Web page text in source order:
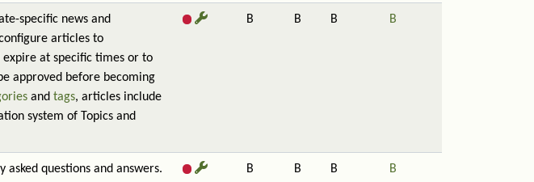
specific news and
articles to
at specific times or to
approved before becoming
and tags, articles include
system of Topics and
B B B B
questions and answers. B B B B